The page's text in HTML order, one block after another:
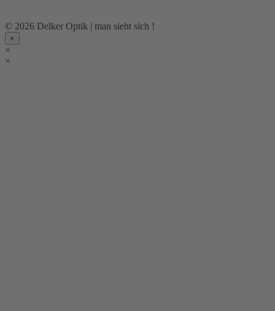
© 2026 Delker Optik | man sieht sich !
×
×
×